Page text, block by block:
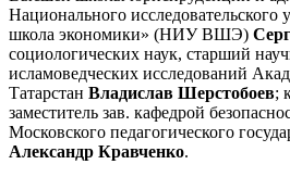
Национального исследовательского
школа экономики» (НИУ ВШЭ)
социологических наук, старший
исламоведческих исследований
Татарстан Владислав Шерстобоев;
заместитель зав. кафедрой
Московского педагогического
Александр Кравченко.